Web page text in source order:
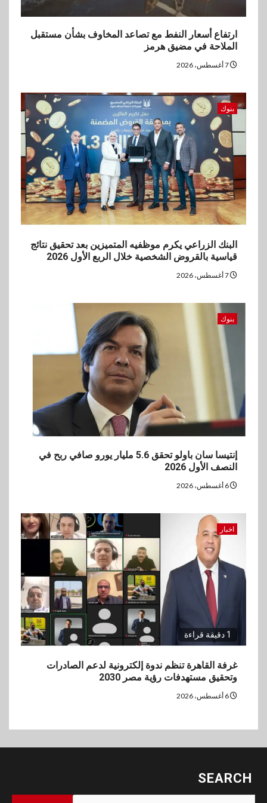
اخبار
غرفة القاهرة تنظم ندوة إلكترونية
5
بنك مصر يشارك في فعالية اليوم
العالمي للشباب ويقدم العديد من
العروض المجانية
ارتفاع أسعار النفط مع تصاعد المخاوف بشأن مستقبل
الملاحة في مضيق هرمز
بنوك
البنك الزراعي يكرم موظفيه المتميزين بعد تحقيق نتائج
قياسية بالقروض الشخصية خلال الربع الأول 2026
بنوك
إنتيسا سان باولو تحقق 5.6 مليار يورو صافي ربح في
النصف الأول 2026
اخبار
1 دقيقة قراءة
غرفة القاهرة تنظم ندوة إلكترونية لدعم الصادرات
وتحقيق مستهدفات رؤية مصر 2030
SEARCH